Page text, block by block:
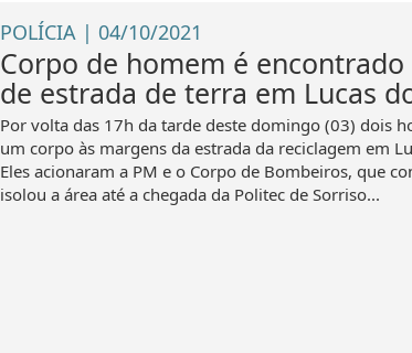
POLÍCIA | 04/10/2021
Corpo de homem é
de estrada de terra em Lucas
Por volta das 17h da tarde deste domingo (03) dois
um corpo às margens da estrada da reciclagem em
Eles acionaram a PM e o Corpo de Bombeiros, que
isolou a área até a chegada da Politec de Sorriso...